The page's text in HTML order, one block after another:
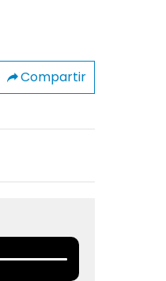
Compartir